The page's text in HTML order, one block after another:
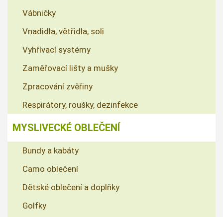
Vábničky
Vnadidla, větřidla, soli
Vyhřívací systémy
Zaměřovací lišty a mušky
Zpracování zvěřiny
Respirátory, roušky, dezinfekce
MYSLIVECKÉ OBLEČENÍ
Bundy a kabáty
Camo oblečení
Dětské oblečení a doplňky
Golfky